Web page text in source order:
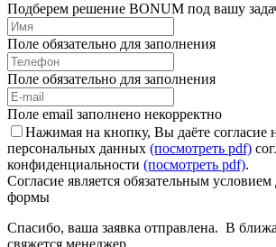
Подберем решение BONUM под вашу
Поле обязательно для заполнения
Поле обязательно для заполнения
Поле email заполнено некорректно
Нажимая на кнопку, Вы даёте согласие
персональных данных (посмотреть pdf)
конфиденциальности (посмотреть pdf).
Согласие является обязательным условием
формы
Спасибо, ваша заявка отправлена. В